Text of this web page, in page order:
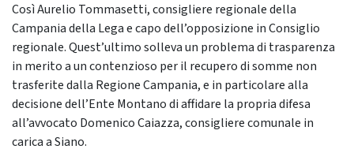
Così Aurelio Tommasetti, consigliere regionale della
Campania della Lega e capo dell’opposizione in Consiglio
regionale. Quest’ultimo solleva un problema di trasparenza
in merito a un contenzioso per il recupero di somme non
trasferite dalla Regione Campania, e in particolare alla
decisione dell’Ente Montano di affidare la propria difesa
all’avvocato Domenico Caiazza, consigliere comunale in
carica a Siano.